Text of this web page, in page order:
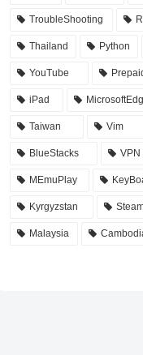
TroubleShooting
Thailand Python
YouTube
iPad
Taiwan Vim
BlueStacks VPN
MEmuPlay
Kyrgyzstan
Malaysia